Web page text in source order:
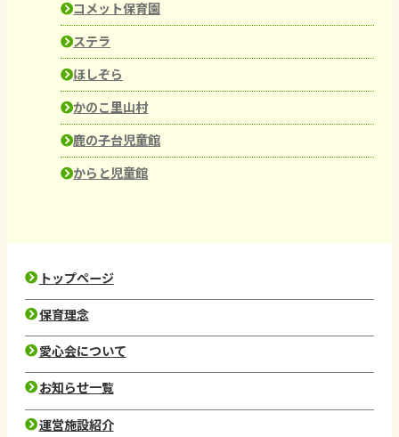
コメット保育園
ステラ
ほしぞら
かのこ里山村
鹿の子台児童館
からと児童館
トップページ
保育理念
愛心会について
お知らせ一覧
運営施設紹介